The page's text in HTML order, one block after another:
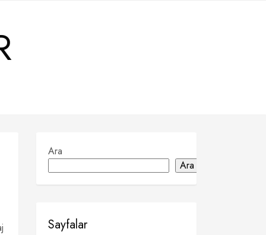
Ara
Ara
Sayfalar